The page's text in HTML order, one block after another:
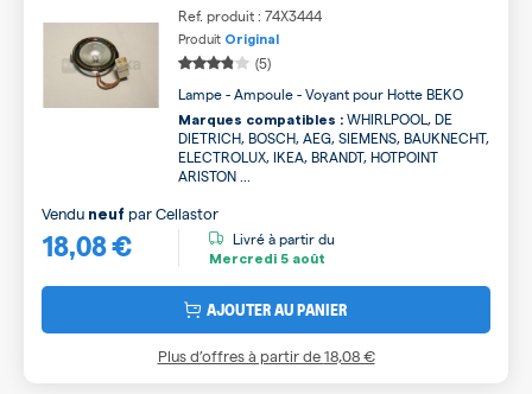
Ref. produit : 74X3444
Produit Original
(5)
Lampe - Ampoule - Voyant pour Hotte BEKO
Marques compatibles : WHIRLPOOL, DE
DIETRICH, BOSCH, AEG, SIEMENS, BAUKNECHT,
ELECTROLUX, IKEA, BRANDT, HOTPOINT
ARISTON ...
18,08 €
Vendu neuf parCellastor
Livré à partir du
Mercredi 5 août
AJOUTER AU PANIER
Plus d’offres à partir de18,08 €